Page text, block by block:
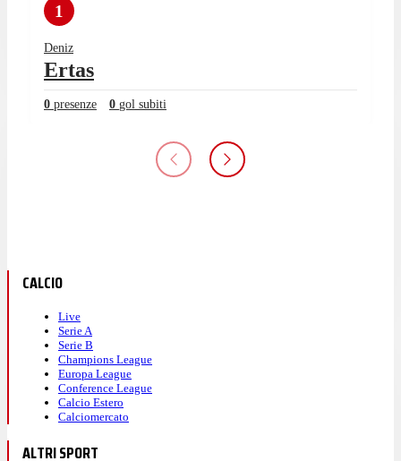
1
Deniz
Ertas
0 presenze 0 gol subiti
CALCIO
Live
Serie A
Serie B
Champions League
Europa League
Conference League
Calcio Estero
Calciomercato
ALTRI SPORT